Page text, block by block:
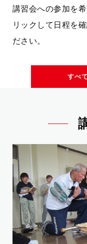
講習会への参加を
リックして日程を
ださい。
すべ